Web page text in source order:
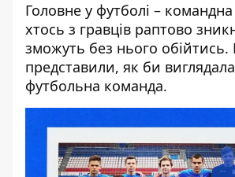
Головне у футболі –
хтось з гравців раптово
зможуть без нього обійтись.
представили, як би
футбольна команда.